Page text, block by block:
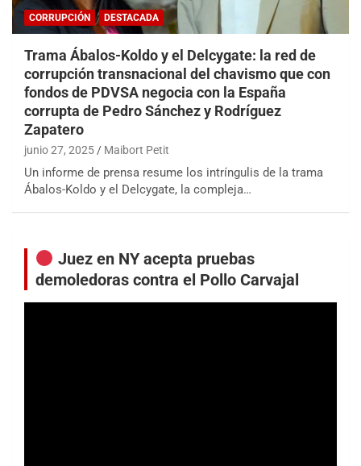
CORRUPCIÓN DESTACADA
Trama Ábalos-Koldo y el Delcygate: la red de
corrupción transnacional del chavismo que con
fondos de PDVSA negocia con la España
corrupta de Pedro Sánchez y Rodríguez
Zapatero
junio 27, 2025 Maibort Petit
Un informe de prensa resume los intríngulis de la trama
Ábalos-Koldo y el Delcygate, la compleja…
Juez en NY acepta pruebas
demoledoras contra el Pollo Carvajal